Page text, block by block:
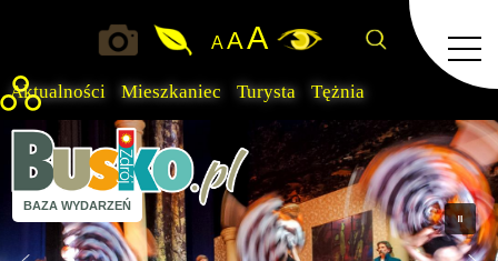
Aktualności Mieszkaniec Turysta Tężnia
A AA
BAZA WYDARZEŃ